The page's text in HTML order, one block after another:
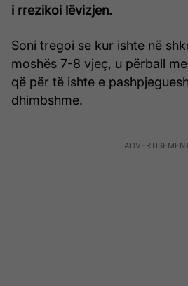
i rrezikoi lëvizjen.
Soni tregoi se kur ishte në
moshës 7-8 vjeç, u përball
që për të ishte e
dhimbshme.